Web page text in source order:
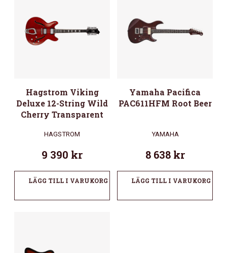
Hagstrom Viking
Deluxe 12-String Wild
Cherry Transparent
HAGSTROM
9 390 kr
LÄGG TILL I VARUKORG
Yamaha Pacifica
PAC611HFM Root Beer
YAMAHA
8 638 kr
LÄGG TILL I VARUKORG